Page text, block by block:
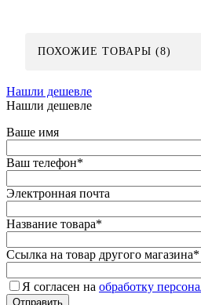
ПОХОЖИЕ ТОВАРЫ (8)
Нашли дешевле
Нашли дешевле
Ваше имя
Ваш телефон*
Электронная почта
Название товара*
Ссылка на товар другого магазина*
Я согласен на обработку